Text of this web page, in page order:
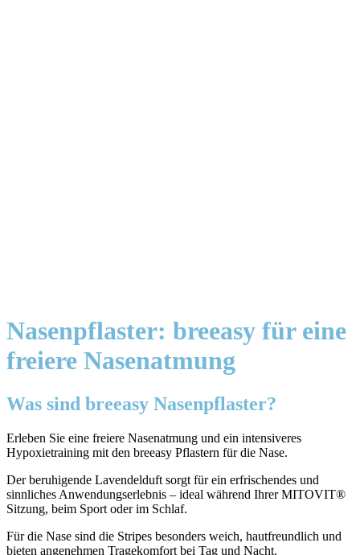
Nasenpflaster: breeasy für eine
freiere Nasenatmung
Was sind breeasy Nasenpflaster?
Erleben Sie eine freiere Nasenatmung und ein intensiveres
Hypoxietraining mit den breeasy Pflastern für die Nase.
Der beruhigende Lavendelduft sorgt für ein erfrischendes und
sinnliches Anwendungserlebnis – ideal während Ihrer MITOVIT®
Sitzung, beim Sport oder im Schlaf.
Für die Nase sind die Stripes besonders weich, hautfreundlich und
bieten angenehmen Tragekomfort bei Tag und Nacht.